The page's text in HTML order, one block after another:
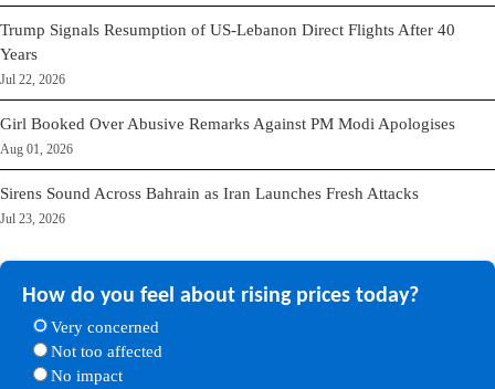
Trump Signals Resumption of US-Lebanon Direct Flights After 40
Years
Jul 22, 2026
Girl Booked Over Abusive Remarks Against PM Modi Apologises
Aug 01, 2026
Sirens Sound Across Bahrain as Iran Launches Fresh Attacks
Jul 23, 2026
How do you feel about rising prices today?
Very concerned
Not too affected
No impact